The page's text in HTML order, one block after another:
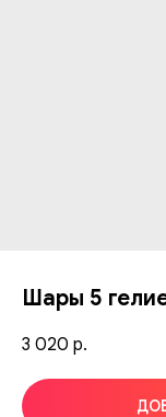
Шары 5
3 020 р.